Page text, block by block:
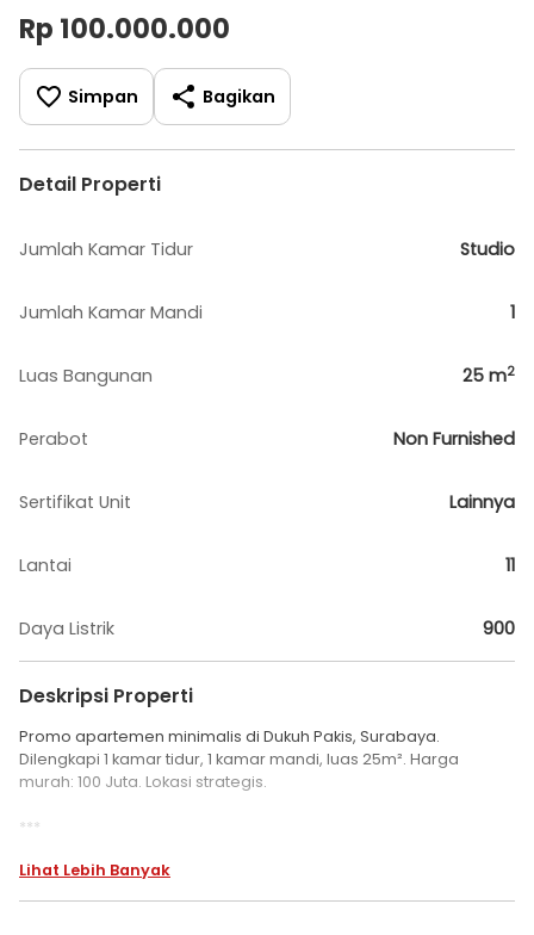
Rp 100.000.000
Simpan Bagikan
Detail Properti
Jumlah Kamar Tidur Studio
Jumlah Kamar Mandi 1
Luas Bangunan 25 m2
Perabot Non Furnished
Sertifikat Unit Lainnya
Lantai 11
Daya Listrik 900
Deskripsi Properti
Promo apartemen minimalis di Dukuh Pakis, Surabaya.
Dilengkapi 1 kamar tidur, 1 kamar mandi, luas 25m². Harga
murah: 100 Juta. Lokasi strategis.
***
.unfurnished
Lihat Lebih Banyak